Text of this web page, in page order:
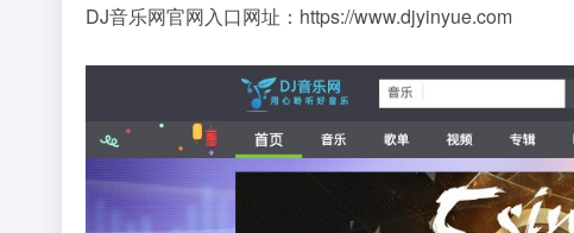
DJ音乐网官网入口网址：https://www.djyinyue.com